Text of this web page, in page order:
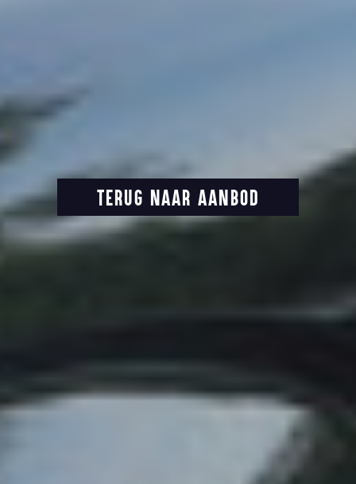
TERUG NAAR AANBOD